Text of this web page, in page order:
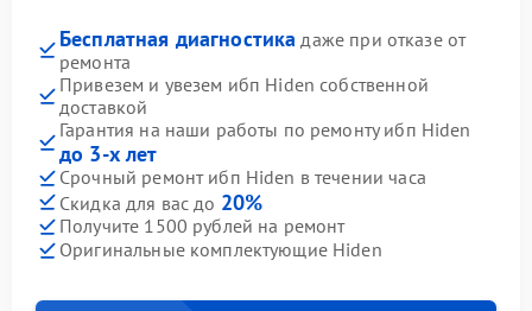
Бесплатная диагностика даже при отказе от
ремонта
Привезем и увезем ибп Hiden собственной
доставкой
Гарантия на наши работы по ремонту ибп Hiden
до 3-х лет
Срочный ремонт ибп Hiden в течении часа
Скидка для вас до 20%
Получите 1500 рублей на ремонт
Оригинальные комплектующие Hiden